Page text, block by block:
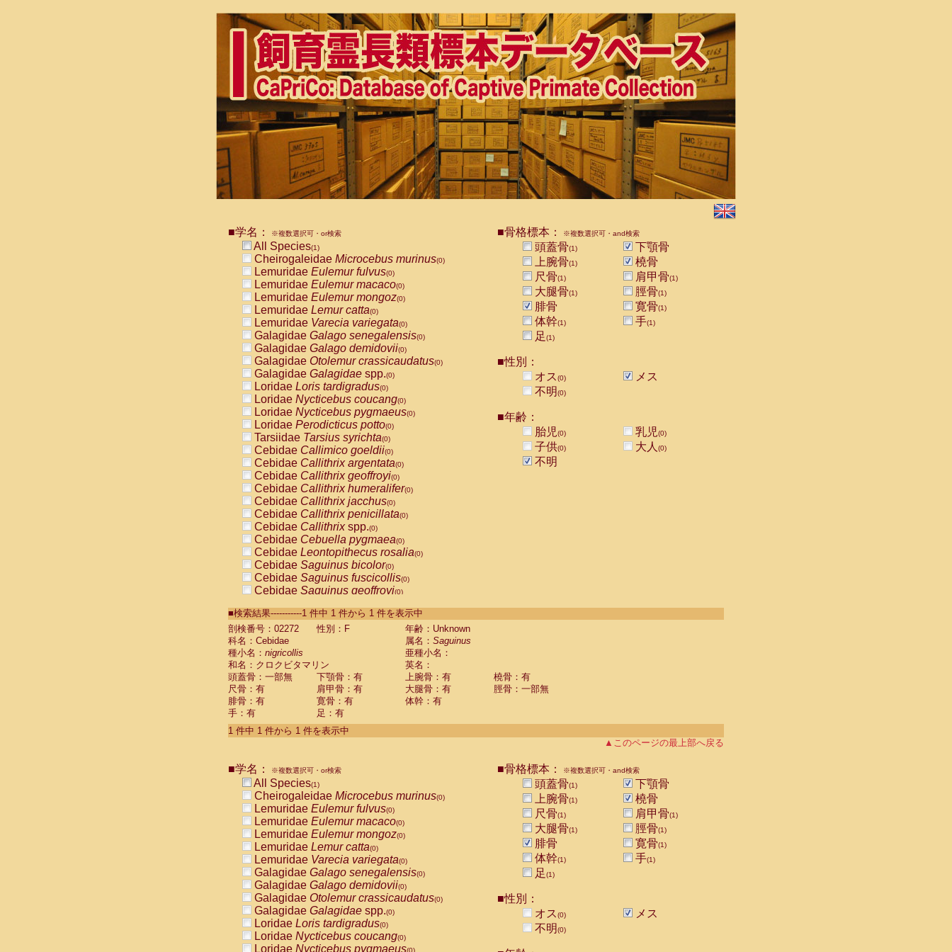
■学名： ※複数選択可・or検索
All Species(1)
Cheirogaleidae Microcebus murinus(0)
Lemuridae Eulemur fulvus(0)
Lemuridae Eulemur macaco(0)
Lemuridae Eulemur mongoz(0)
Lemuridae Lemur catta(0)
Lemuridae Varecia variegata(0)
Galagidae Galago senegalensis(0)
Galagidae Galago demidovii(0)
Galagidae Otolemur crassicaudatus(0)
Galagidae Galagidae spp.(0)
Loridae Loris tardigradus(0)
Loridae Nycticebus coucang(0)
Loridae Nycticebus pygmaeus(0)
Loridae Perodicticus potto(0)
Tarsiidae Tarsius syrichta(0)
Cebidae Callimico goeldii(0)
Cebidae Callithrix argentata(0)
Cebidae Callithrix geoffroyi(0)
Cebidae Callithrix humeralifer(0)
Cebidae Callithrix jacchus(0)
Cebidae Callithrix penicillata(0)
Cebidae Callithrixspp.(0)
Cebidae Cebuella pygmaea(0)
Cebidae Leontopithecus rosalia(0)
Cebidae Saguinus bicolor(0)
Cebidae Saguinus fuscicollis(0)
Cebidae Saguinus geoffroyi(0)
CebidaeSaguinus labiatus(0)
Cebidae Saguinus leucopus (0)
Cebidae
CebidaeSaguinus mystax
CebidaeSaguinus nigricollis (1)
Cebidae Saguinus oedipus
Cebidae Saguinus weddelli
Cebidae Saguinusspp.
Cebidae Aotus trivirgatus
Cebidae Cebus albifrons
CebidaeCebus nigrivittatus
CebidaeCebus
CebidaeSaimiri boliviensis(0)
CebidaeSaimiri sciureus(0)
AtelidaeAlouatta caraya(0)
AtelidaeAlouatta fusca(0)
AtelidaeAlouatta seniculus
AtelidaeAlouattaspp.(0)
AtelidaeAteles belzebuth(0)
AtelidaeAteles geoffroyi(0)
AtelidaeAteles paniscus(0)
AtelidaeAtelesspp.(0)
Atelidae Lagothrix lagothricha
AtelidaeLagothrix lagothricha cana
PitheciidaeCacajao calvus rubicundus
■骨格標本： ※複数選択可・and検索
頭蓋骨(1)
下顎骨
上腕骨(1)
橈骨
尺骨(1) 肩甲骨(1)
大腿骨(1) 脛骨(1)
腓骨 寛骨(1)
体幹(1) 手(1)
足(1)
■性別：
オス(0)
メス
不明(0)
■年齢：
胎児(0) 乳児(0)
子供(0) 大人 (0)
不明
■検索結果-----------1 件中 1 件から 1 件を表示中
剖検番号：02272
性別：F
年齢：Unknown
科名：Cebidae
属名： Saguinus
種小名： nigricollis
亜種小名：
和名：クロクビタマリン
英名：
頭蓋骨：一部無
下顎骨：有 上腕骨：有
橈骨：有
尺骨：有
肩甲骨：有 大腿骨：有
脛骨：一部無
腓骨：有
寛骨：有
体幹：有
手：有
足：有
1 件中 1 件から 1 件を表示中
▲このページの最上部へ戻る
■学名： ※複数選択可・or検索
All Species(1)
Cheirogaleidae Microcebus murinus(0)
Lemuridae Eulemur fulvus(0)
Lemuridae Eulemur macaco(0)
Lemuridae Eulemur mongoz(0)
Lemuridae Lemur catta(0)
Lemuridae Varecia variegata(0)
Galagidae Galago senegalensis(0)
Galagidae Galago demidovii(0)
Galagidae Otolemur crassicaudatus(0)
Galagidae Galagidae spp.(0)
Loridae Loris tardigradus(0)
Loridae Nycticebus coucang(0)
Loridae Nycticebus pygmaeus(0)
■骨格標本： ※複数選択可・and検索
頭蓋骨(1)
下顎骨
上腕骨(1)
橈骨
尺骨(1) 肩甲骨(1)
大腿骨(1) 脛骨(1)
腓骨 寛骨(1)
体幹(1) 手(1)
足(1)
■性別：
オス(0)
メス
不明(0)